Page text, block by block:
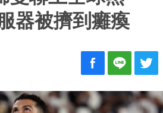
器被擠到癱瘓